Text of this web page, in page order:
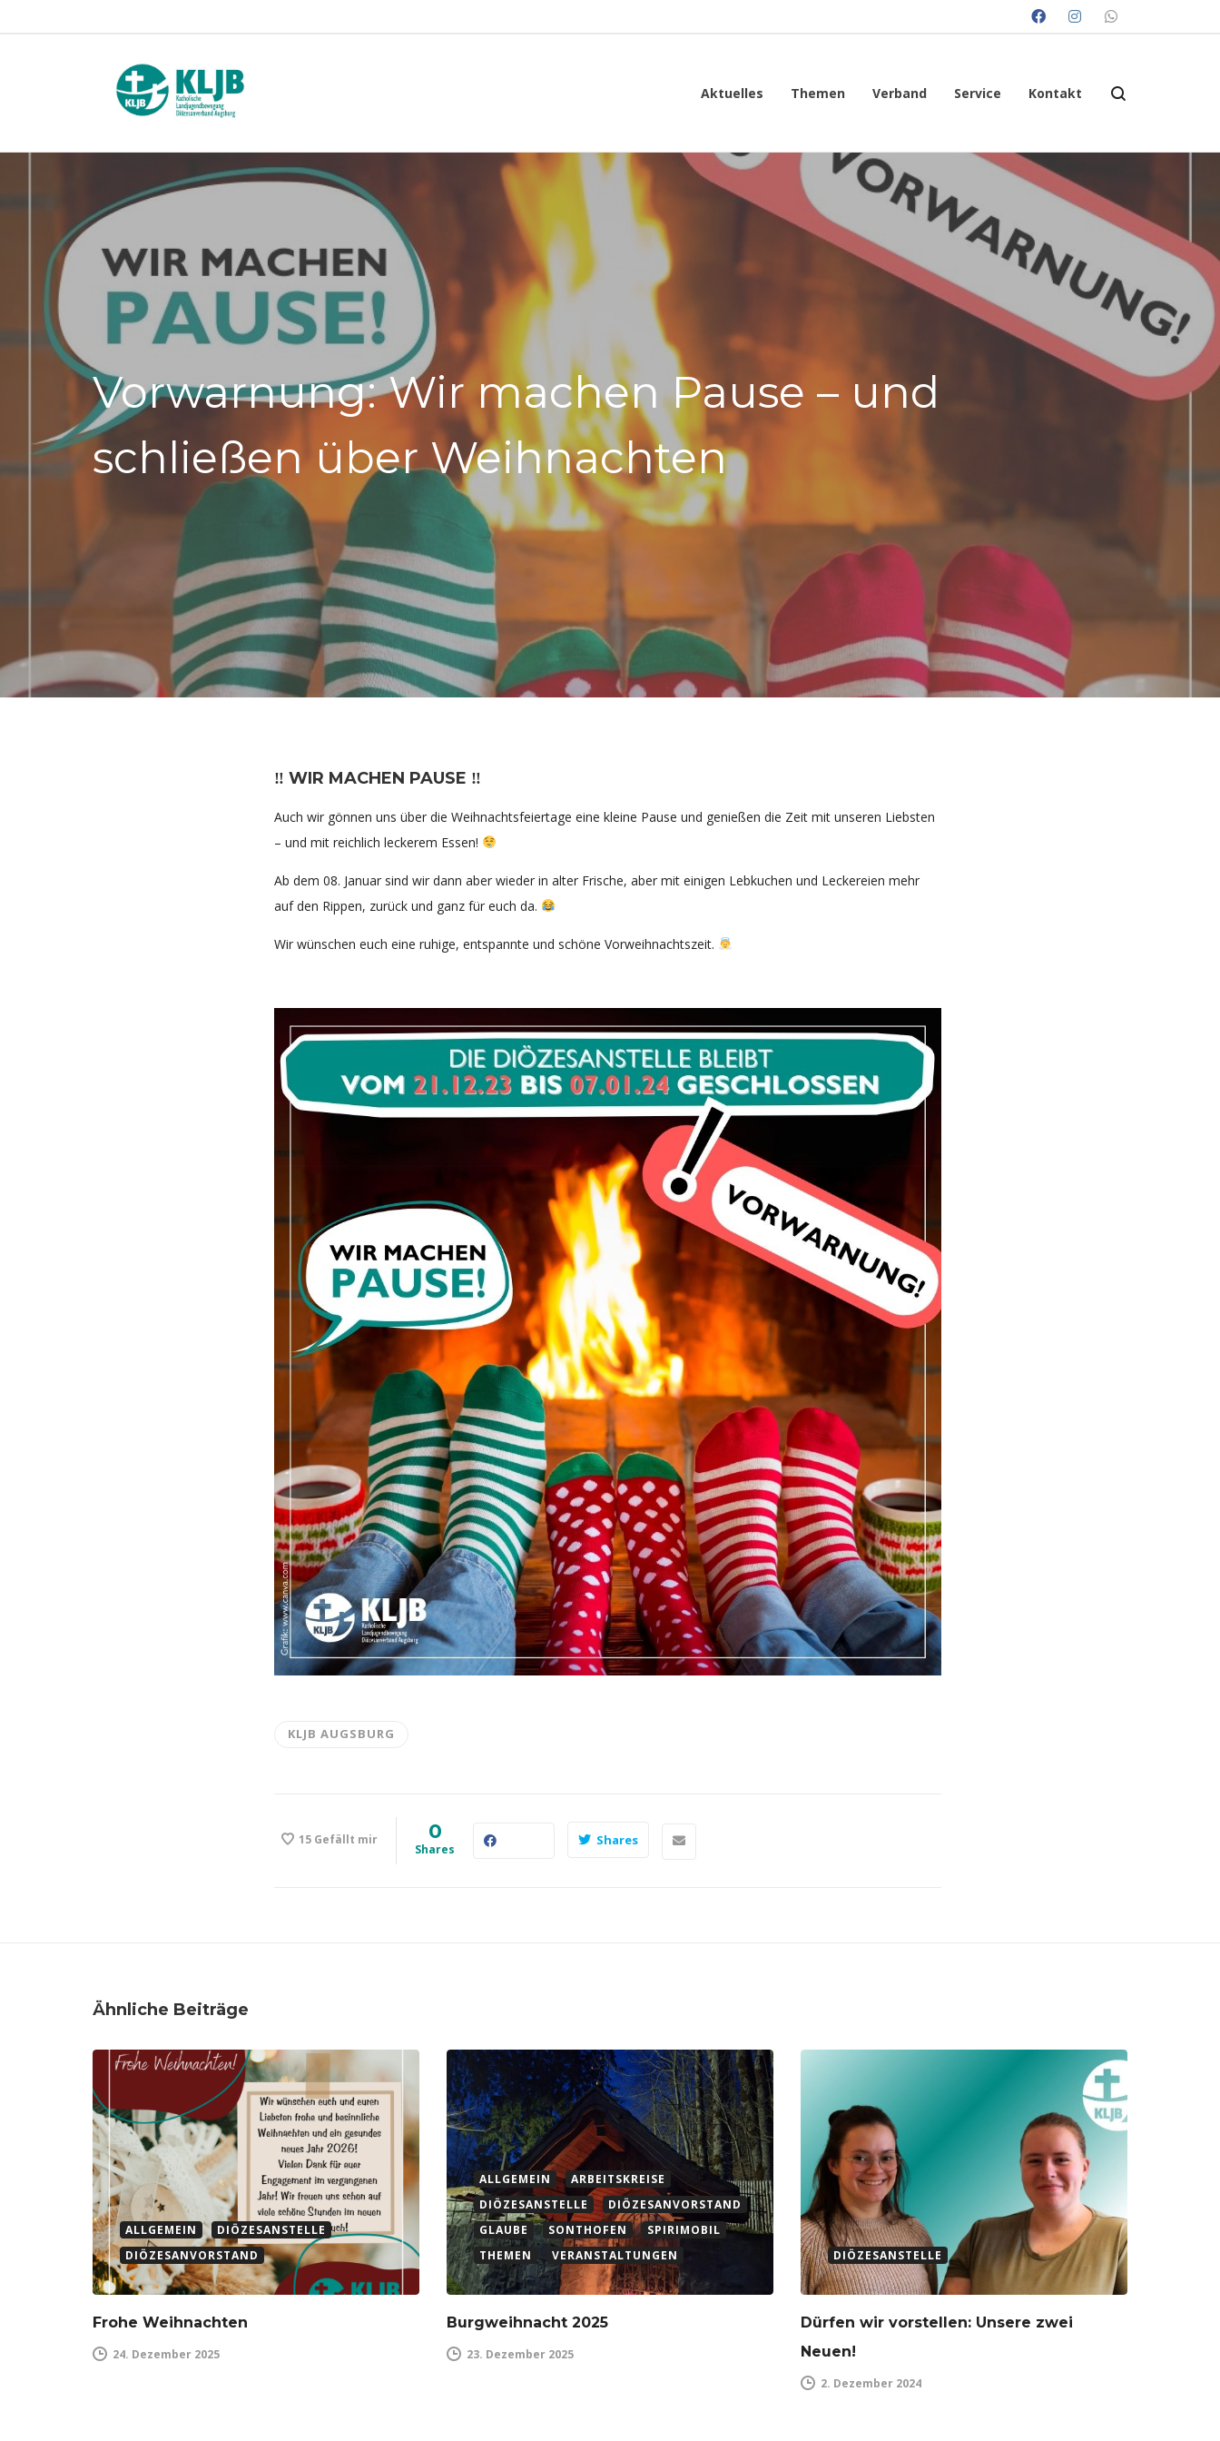
Aktuelles Themen Verband Service Kontakt
Vorwarnung: Wir machen Pause – und
schließen über Weihnachten
‼ WIR MACHEN PAUSE ‼
Auch wir gönnen uns über die Weihnachtsfeiertage eine kleine Pause und genießen die Zeit mit unseren Liebsten
– und mit reichlich leckerem Essen!
Ab dem 08. Januar sind wir dann aber wieder in alter Frische, aber mit einigen Lebkuchen und Leckereien mehr
auf den Rippen, zurück und ganz für euch da.
Wir wünschen euch eine ruhige, entspannte und schöne Vorweihnachtszeit.
KLJB AUGSBURG
15 Gefällt mir 0
Shares
Shares
Ähnliche Beiträge
ALLGEMEIN
DIÖZESANSTELLE
DIÖZESANVORSTAND
Frohe Weihnachten
24. Dezember 2025
ALLGEMEIN
ARBEITSKREISE
DIÖZESANSTELLE
DIÖZESANVORSTAND
GLAUBE
SONTHOFEN
SPIRIMOBIL
THEMEN
VERANSTALTUNGEN
Burgweihnacht 2025
23. Dezember 2025
DIÖZESANSTELLE
Dürfen wir vorstellen: Unsere zwei
Neuen!
2. Dezember 2024